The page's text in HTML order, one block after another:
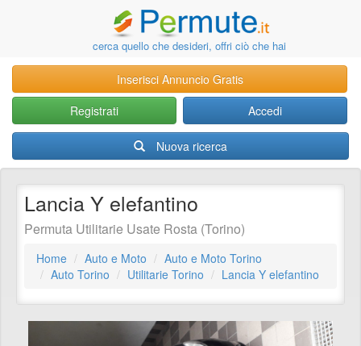
cerca quello che desideri, offri ciò che hai
Inserisci Annuncio Gratis
Registrati
Accedi
Nuova ricerca
Lancia Y elefantino
Permuta Utilitarie Usate Rosta (Torino)
Home Auto e Moto
Auto e Moto Torino
Auto Torino
Utilitarie Torino Lancia Y elefantino